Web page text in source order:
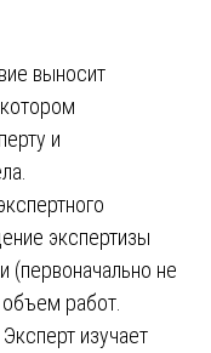
выносит
и
экспертизы
(первоначально не
работ.
Эксперт изучает